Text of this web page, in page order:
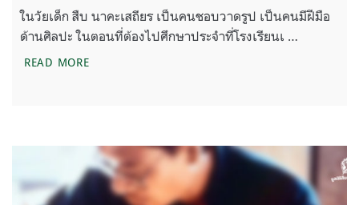
ในวัยเด็ก สืบ นาคะเสถียร เป็นคนชอบวาดรูป เป็นคนมีฝีมือ
ด้านศิลปะ ในตอนที่ต้องไปศึกษาประจำที่โรงเรียนเ …
READ MOREภาพวาด สัตว์ป่า